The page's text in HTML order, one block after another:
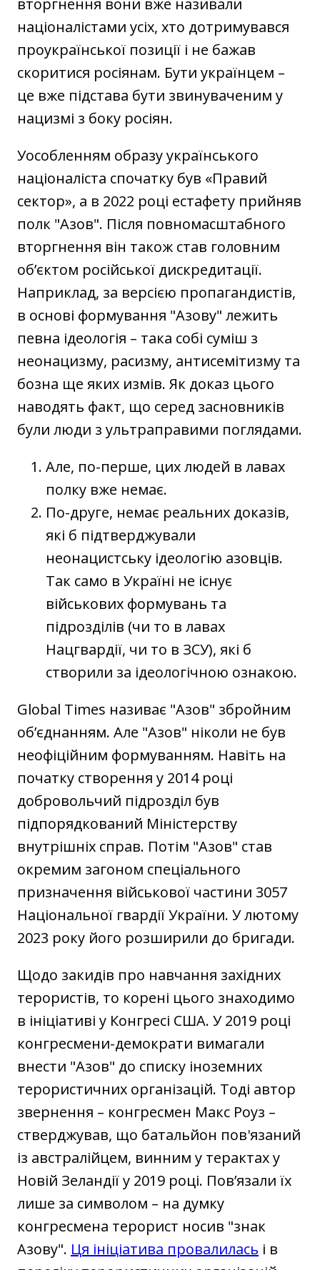
націоналістами усіх, хто дотримувався
проукраїнської позиції і не бажав
скоритися росіянам. Бути українцем –
це вже підстава бути звинуваченим у
нацизмі з боку росіян.
Уособленням образу українського
націоналіста спочатку був «Правий
сектор», а в 2022 році естафету прийняв
полк "‎Азов". Після повномасштабного
вторгнення він також став головним
об’єктом російської дискредитації.
Наприклад, за версією пропагандистів,
в основі формування "‎Азову" лежить
певна ідеологія – така собі суміш з
неонацизму, расизму, антисемітизму та
бозна ще яких измів. Як доказ цього
наводять факт, що серед засновників
були люди з ультраправими поглядами.
Але, по-перше, цих людей в лавах
полку вже немає.
По-друге, немає реальних доказів,
які б підтверджували
неонацистську ідеологію азовців.
Так само в Україні не існує
військових формувань та
підрозділів (чи то в лавах
Нацгвардії, чи то в ЗСУ), які б
створили за ідеологічною ознакою.
Global Times називає "‎Азов" збройним
об’єднанням. Але "‎Азов" ніколи не був
неофіційним формуванням. Навіть на
початку створення у 2014 році
добровольчий підрозділ був
підпорядкований Міністерству
внутрішніх справ. Потім "‎Азов" став
окремим загоном спеціального
призначення військової частини 3057
Національної гвардії України. У лютому
2023 року його розширили до бригади.
Щодо закидів про навчання західних
терористів, то корені цього знаходимо
в ініціативі у Конгресі США. У 2019 році
конгресмени-демократи вимагали
внести "‎Азов" до списку іноземних
терористичних організацій. Тоді автор
звернення – конгресмен Макс Роуз –
стверджував, що батальйон пов'язаний
із австралійцем, винним у терактах у
Новій Зеландії у 2019 році. Пов’язали їх
лише за символом – на думку
конгресмена терорист носив "знак
Азову". Ця ініціатива провалилась і в